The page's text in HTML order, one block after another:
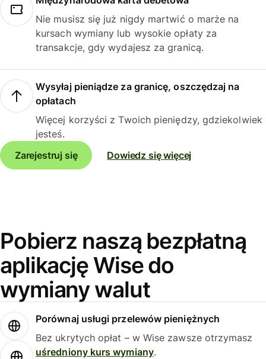
Nie musisz się już nigdy martwić o marże na
kursach wymiany lub wysokie opłaty za
transakcje, gdy wydajesz za granicą.
Wysyłaj pieniądze za granicę, oszczędzaj na
opłatach
Więcej korzyści z Twoich pieniędzy, gdziekolwiek
jesteś.
Zarejestruj się
Dowiedz się więcej
Pobierz naszą bezpłatną
aplikację Wise do
wymiany walut
Porównaj usługi przelewów pieniężnych
Bez ukrytych opłat – w Wise zawsze otrzymasz
uśredniony kurs wymiany.